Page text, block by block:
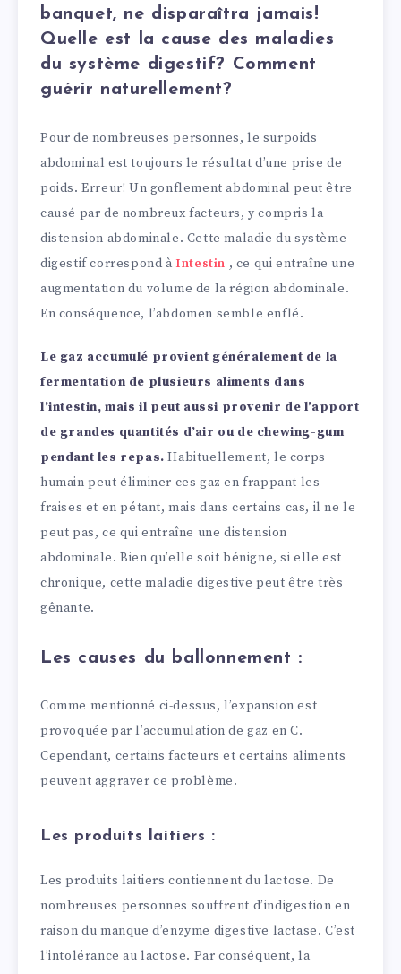
banquet, ne disparaîtra jamais!
Quelle est la cause des maladies
du système digestif? Comment
guérir naturellement?
Pour de nombreuses personnes, le surpoids
abdominal est toujours le résultat d’une prise de
poids. Erreur! Un gonflement abdominal peut être
causé par de nombreux facteurs, y compris la
distension abdominale. Cette maladie du système
digestif correspond à Intestin , ce qui entraîne une
augmentation du volume de la région abdominale.
En conséquence, l’abdomen semble enflé.
Le gaz accumulé provient généralement de la
fermentation de plusieurs aliments dans
l’intestin, mais il peut aussi provenir de l’apport
de grandes quantités d’air ou de chewing-gum
pendant les repas.Habituellement, le corps
humain peut éliminer ces gaz en frappant les
fraises et en pétant, mais dans certains cas, il ne le
peut pas, ce qui entraîne une distension
abdominale. Bien qu’elle soit bénigne, si elle est
chronique, cette maladie digestive peut être très
gênante.
Les causes du ballonnement :
Comme mentionné ci-dessus, l’expansion est
provoquée par l’accumulation de gaz en C.
Cependant, certains facteurs et certains aliments
peuvent aggraver ce problème.
Les produits laitiers :
Les produits laitiers contiennent du lactose. De
nombreuses personnes souffrent d’indigestion en
raison du manque d’enzyme digestive lactase. C’est
l’intolérance au lactose. Par conséquent, la